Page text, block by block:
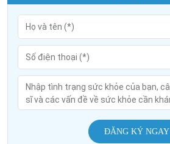
ĐĂNG KÝ NGAY